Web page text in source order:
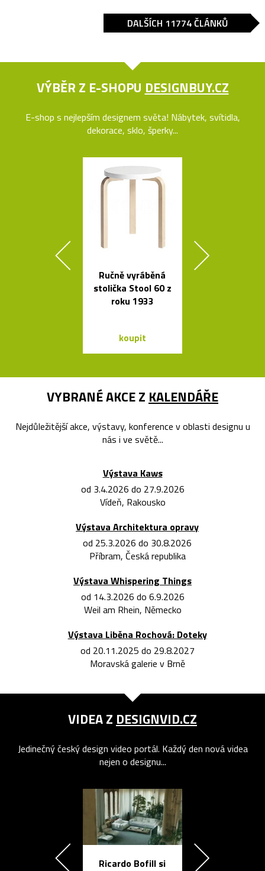
DALŠÍCH 11774 ČLÁNKŮ
VÝBĚR Z E-SHOPU DESIGNBUY.CZ
E-shop s nejlepším designem světa! Nábytek, svítidla,
dekorace, sklo, šperky...
Ručně vyráběná
stolička Stool 60 z
roku 1933
koupit
VYBRANÉ AKCE Z KALENDÁŘE
Nejdůležitější akce, výstavy, konference v oblasti designu u
nás i ve světě...
Výstava Kaws
od 3.4.2026 do 27.9.2026
Vídeň, Rakousko
Výstava Architektura opravy
od 25.3.2026 do 30.8.2026
Příbram, Česká republika
Výstava Whispering Things
od 14.3.2026 do 6.9.2026
Weil am Rhein, Německo
Výstava Liběna Rochová: Doteky
od 20.11.2025 do 29.8.2027
Moravská galerie v Brně
VIDEA Z DESIGNVID.CZ
Jedinečný český design video portál. Každý den nová videa
nejen o designu...
Ricardo Bofill si